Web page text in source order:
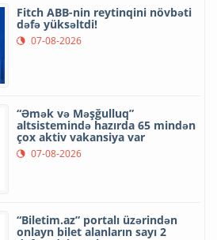
Fitch ABB-nin reytinqini növbəti
dəfə yüksəltdi!
07-08-2026
“Əmək və Məşğulluq”
altsistemində hazırda 65 mindən
çox aktiv vakansiya var
07-08-2026
“Biletim.az” portalı üzərindən
onlayn bilet alanların sayı 2